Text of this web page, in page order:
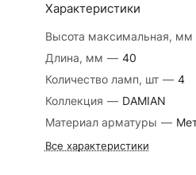
Характеристики
Высота максимальная, мм
Длина, мм — 40
Количество ламп, шт — 4
Коллекция — DAMIAN
Материал арматуры —
Все характеристики